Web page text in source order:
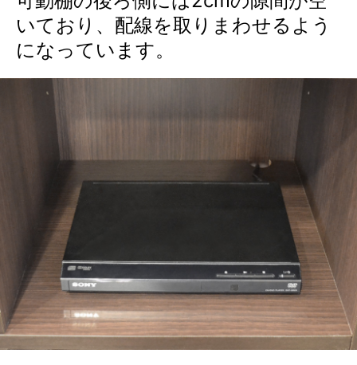
いており、配線を取りまわせるよう
になっています。